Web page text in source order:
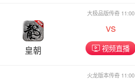
皇朝
大极品版传奇 11:00
vs
视频直播
火龙版本传奇 11:00